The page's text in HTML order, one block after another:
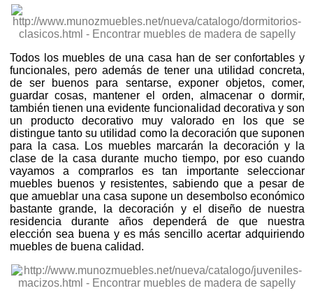
Todos los muebles de una casa han de ser confortables y
funcionales, pero además de tener una utilidad concreta,
de ser buenos para sentarse, exponer objetos, comer,
guardar cosas, mantener el orden, almacenar o dormir,
también tienen una evidente funcionalidad decorativa y son
un producto decorativo muy valorado en los que se
distingue tanto su utilidad como la decoración que suponen
para la casa. Los muebles marcarán la decoración y la
clase de la casa durante mucho tiempo, por eso cuando
vayamos a comprarlos es tan importante seleccionar
muebles buenos y resistentes, sabiendo que a pesar de
que amueblar una casa supone un desembolso económico
bastante grande, la decoración y el diseño de nuestra
residencia durante años dependerá de que nuestra
elección sea buena y es más sencillo acertar adquiriendo
muebles de buena calidad.